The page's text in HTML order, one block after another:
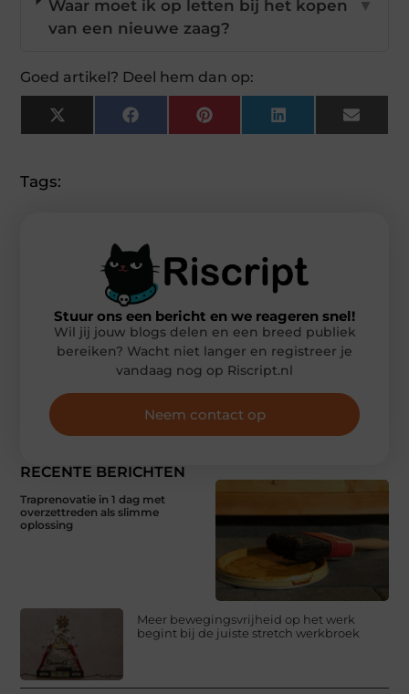
Waar moet ik op letten bij het kopen
van een nieuwe zaag?
▼
Goed artikel? Deel hem dan op:
X
(Twitter)
FacebookPinterestLinkedInEmail
Tags:
RECENTE BERICHTEN
Traprenovatie in 1 dag met
overzettreden als slimme
oplossing
Meer bewegingsvrijheid op het werk
begint bij de juiste stretch werkbroek
Stuur ons een bericht en we reageren snel!
Wil jij jouw blogs delen en een breed publiek
bereiken? Wacht niet langer en registreer je
vandaag nog op Riscript.nl
Neem contact op